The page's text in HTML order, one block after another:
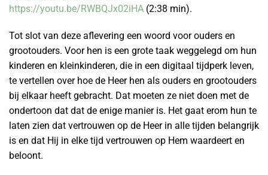
https://youtu.be/RWBQJx02iHA (2:38 min).
Tot slot van deze aflevering een woord voor ouders en
grootouders. Voor hen is een grote taak weggelegd om hun
kinderen en kleinkinderen, die in een digitaal tijdperk leven,
te vertellen over hoe de Heer hen als ouders en grootouders
bij elkaar heeft gebracht. Dat moeten ze niet doen met de
ondertoon dat dat de enige manier is. Het gaat erom hun te
laten zien dat vertrouwen op de Heer in alle tijden belangrijk
is en dat Hij in elke tijd vertrouwen op Hem waardeert en
beloont.